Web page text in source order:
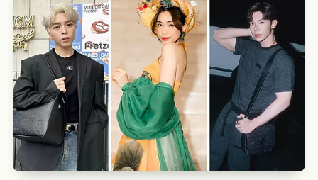
6. Đảm Bảo Hợp Đồng Rõ Ràng
7. Giám Sát và Đánh Giá
VII. Bảng giá trung bình booking KOL, KOC,
Influencer
Lời kết